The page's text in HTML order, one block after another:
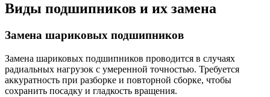
Виды подшипников и их замена
Замена шариковых подшипников
Замена шариковых подшипников проводится в случаях
радиальных нагрузок с умеренной точностью. Требуется
аккуратность при разборке и повторной сборке, чтобы
сохранить посадку и гладкость вращения.